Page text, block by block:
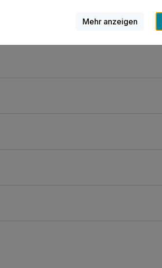
Mehr anzeigen